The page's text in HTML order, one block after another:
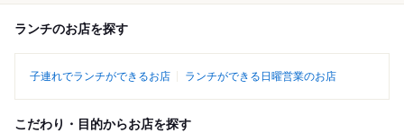
ランチのお店を探す
子連れでランチができるお店 ランチができる日曜営業のお店
こだわり・目的からお店を探す